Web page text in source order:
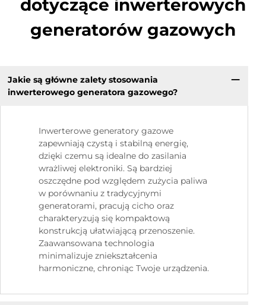
dotyczące inwerterowych
generatorów gazowych
Jakie są główne zalety stosowania
inwerterowego generatora gazowego?
Inwerterowe generatory gazowe
zapewniają czystą i stabilną energię,
dzięki czemu są idealne do zasilania
wrażliwej elektroniki. Są bardziej
oszczędne pod względem zużycia paliwa
w porównaniu z tradycyjnymi
generatorami, pracują cicho oraz
charakteryzują się kompaktową
konstrukcją ułatwiającą przenoszenie.
Zaawansowana technologia
minimalizuje zniekształcenia
harmoniczne, chroniąc Twoje urządzenia.